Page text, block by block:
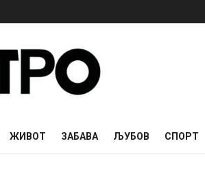
ЖИВОТ ЗАБАВА ЉУБОВ СПОРТ